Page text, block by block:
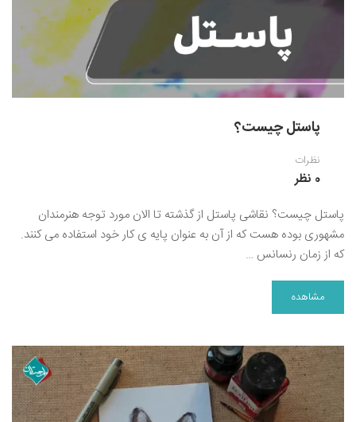
پاستل چیست؟
نظرات
0 نظر
پاستل چیست؟ نقاشی پاستل از گذشته تا الان مورد توجه هنرمندان
مشهوری بوده هست که از آن به عنوان پایه ی کار خود استفاده می کنند.
که از زمان رنسانس …
مشاهده